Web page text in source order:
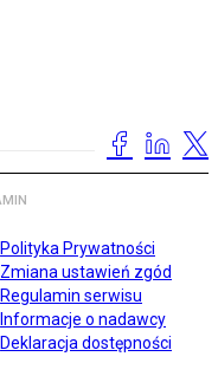
Polityka Prywatności
Zmiana ustawień zgód
Regulamin serwisu
Informacje o nadawcy
Deklaracja dostępności